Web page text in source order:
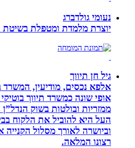
נעומי גולדברג
יוצרת מלמדת ומטפלת בשיטת Iro Shiatsu
גיל חן תיווך
אלפא נכסים, מודיעין, המשרד
אופי שונה כמשרד תיווך בוטיקי
ממזריות ובולטות בשוק הנדל”ן
העל היא להוביל את הלקוח
וביושרה לאורך מסלול הקנייה או
רצונו המלאה.